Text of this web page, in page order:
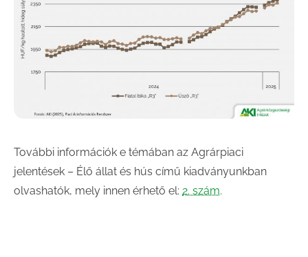
További információk e témában az Agrárpiaci
jelentések – Élő állat és hús című kiadványunkban
olvashatók, mely innen érhető el: 2. szám.